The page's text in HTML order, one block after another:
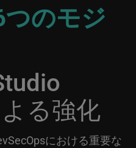
のモジ
る強化
における重要な